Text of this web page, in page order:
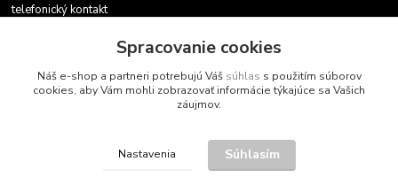
telefonický kontakt
v pracovných dňoch 08.30 - 16.00
obchod@marketsk.sk
Spracovanie cookies
Náš e-shop a partneri potrebujú Váš súhlas s použitím súborov
cookies, aby Vám mohli zobrazovať informácie týkajúce sa Vašich
záujmov.
Nastavenia Súhlasím